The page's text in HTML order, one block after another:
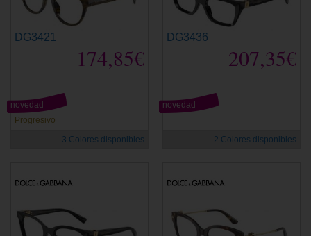
DG3421
174,85€
Progresivo
novedad
3 Colores disponibles
DG3436
207,35€
novedad
2 Colores disponibles